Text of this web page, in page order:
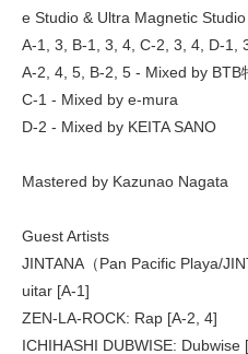
e Studio & Ultra Magnetic Studio
A-1, 3, B-1, 3, 4, C-2, 3, 4, D-1,
A-2, 4, 5, B-2, 5 - Mixed by BTB
C-1 - Mixed by e-mura
D-2 - Mixed by KEITA SANO
Mastered by Kazunao Nagata
Guest Artists
JINTANA（Pan Pacific Playa/
uitar [A-1]
ZEN-LA-ROCK: Rap [A-2, 4]
ICHIHASHI DUBWISE: Dubwise